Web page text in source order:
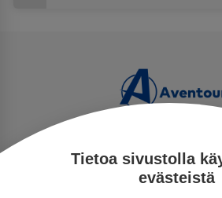
Tietoa sivustolla
evästeistä
BETALNINGSVILLKOR